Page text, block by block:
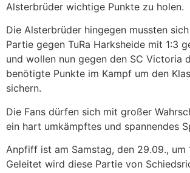
Alsterbrüder wichtige Punkte zu holen.
Die Alsterbrüder hingegen mussten
Partie gegen TuRa Harksheide mit 1:3
und wollen nun gegen den SC Victoria
benötigte Punkte im Kampf um den
sichern.
Die Fans dürfen sich mit großer
ein hart umkämpftes und spannendes
Anpfiff ist am Samstag, den 29.09., um
Geleitet wird diese Partie von